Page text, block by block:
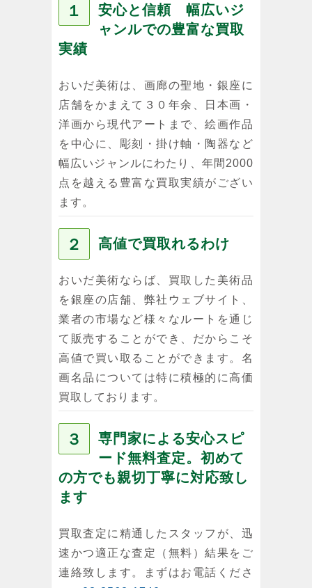
１
安心と信頼 幅広いジ
ャンルでの豊富な買取
実績
おいだ美術は、画廊の聖地・銀座に
店舗をかまえて３０年余、日本画・
洋画から現代アートまで、絵画作品
を中心に、彫刻・掛け軸・陶器など
幅広いジャンルにわたり、年間2000
点を越える豊富な買取実績がござい
ます。
２ 高値で買取れるわけ
おいだ美術ならば、買取した美術品
を銀座の店舗、弊社ウェブサイト、
業者の市場など様々なルートを通じ
て販売することができ、だからこそ
高値で買い取ることができます。名
画名品については特に積極的に高価
買取しております。
３
専門家による安心スピ
ード無料査定。初めて
の方でも親切丁寧に対応致し
ます
買取査定に精通したスタッフが、迅
速かつ適正な査定（無料）結果をご
連絡致します。まずはお電話くださ